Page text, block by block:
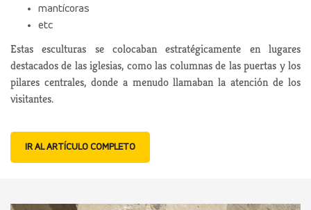
mantícoras
etc
Estas esculturas se colocaban estratégicamente en lugares
destacados de las iglesias, como las columnas de las puertas y los
pilares centrales, donde a menudo llamaban la atención de los
visitantes.
IR AL ARTÍCULO COMPLETO